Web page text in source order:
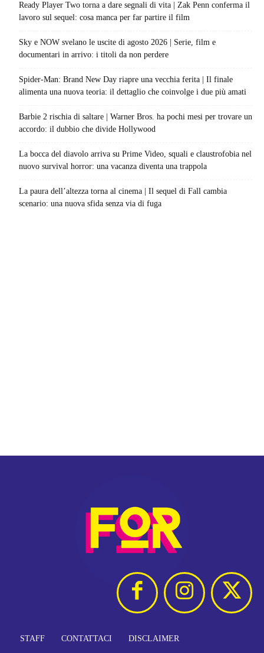
Ready Player Two torna a dare segnali di vita | Zak Penn conferma il
lavoro sul sequel: cosa manca per far partire il film
Sky e NOW svelano le uscite di agosto 2026 | Serie, film e
documentari in arrivo: i titoli da non perdere
Spider-Man: Brand New Day riapre una vecchia ferita | Il finale
alimenta una nuova teoria: il dettaglio che coinvolge i due più amati
Barbie 2 rischia di saltare | Warner Bros. ha pochi mesi per trovare un
accordo: il dubbio che divide Hollywood
La bocca del diavolo arriva su Prime Video, squali e claustrofobia nel
nuovo survival horror: una vacanza diventa una trappola
La paura dell’altezza torna al cinema | Il sequel di Fall cambia
scenario: una nuova sfida senza via di fuga
STAFF CONTATTACI DISCLAIMER